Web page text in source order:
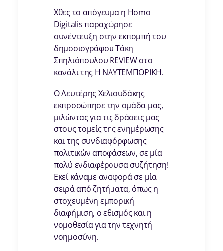
Χθες το απόγευμα η Homo
Digitalis παραχώρησε
συνέντευξη στην εκπομπή του
δημοσιογράφου Τάκη
Σπηλιόπουλου REVIEW στο
κανάλι της Η ΝΑΥΤΕΜΠΟΡΙΚΗ.
Ο Λευτέρης Χελιουδάκης
εκπροσώπησε την ομάδα μας,
μιλώντας για τις δράσεις μας
στους τομείς της ενημέρωσης
και της συνδιαφόρφωσης
πολιτικών αποφάσεων, σε μία
πολύ ενδιαφέρουσα συζήτηση!
Εκεί κάναμε αναφορά σε μία
σειρά από ζητήματα, όπως η
στοχευμένη εμπορική
διαφήμιση, ο εθισμός και η
νομοθεσία για την τεχνητή
νοημοσύνη.